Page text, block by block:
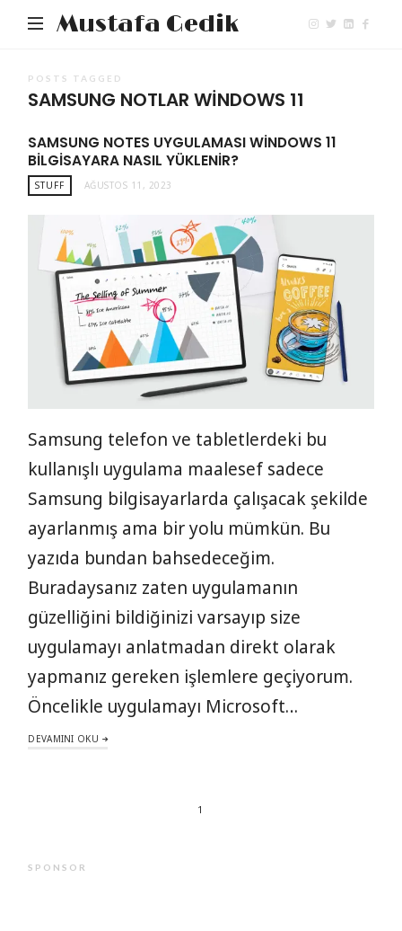
Mustafa Gedik
POSTS TAGGED
SAMSUNG NOTLAR WINDOWS 11
SAMSUNG NOTES UYGULAMASI WINDOWS 11
BILGISAYARA NASIL YÜKLENIR?
STUFF AĞUSTOS 11, 2023
Samsung telefon ve tabletlerdeki bu
kullanışlı uygulama maalesef sadece
Samsung bilgisayarlarda çalışacak şekilde
ayarlanmış ama bir yolu mümkün. Bu
yazıda bundan bahsedeceğim.
Buradaysanız zaten uygulamanın
güzelliğini bildiğinizi varsayıp size
uygulamayı anlatmadan direkt olarak
yapmanız gereken işlemlere geçiyorum.
Öncelikle uygulamayı Microsoft…
DEVAMINI OKU
1
SPONSOR